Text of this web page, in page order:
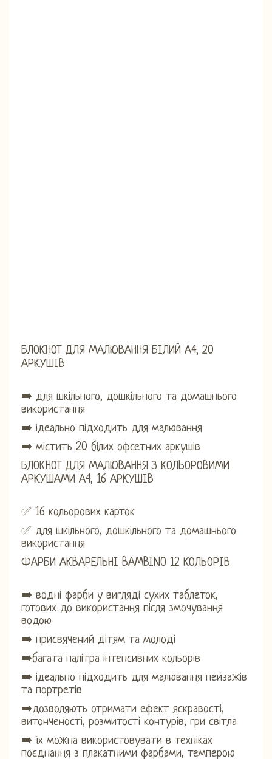
БЛОКНОТ ДЛЯ МАЛЮВАННЯ БІЛИЙ А4, 20
АРКУШІВ
➡️ для шкільного, дошкільного та домашнього
використання
➡️ ідеально підходить для малювання
➡️ містить 20 білих офсетних аркушів
БЛОКНОТ ДЛЯ МАЛЮВАННЯ З КОЛЬОРОВИМИ
АРКУШАМИ А4, 16 АРКУШІВ
✅ 16 кольорових карток
✅ для шкільного, дошкільного та домашнього
використання
ФАРБИ АКВАРЕЛЬНІ BAMBINO 12 КОЛЬОРІВ
➡️ водні фарби у вигляді сухих таблеток,
готових до використання після змочування
водою
➡️ присвячений дітям та молоді
➡️багата палітра інтенсивних кольорів
➡️ ідеально підходить для малювання пейзажів
та портретів
➡️дозволяють отримати ефект яскравості,
витонченості, розмитості контурів, гри світла
➡️ їх можна використовувати в техніках
поєднання з плакатними фарбами, темперою